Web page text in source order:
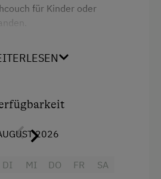
für Kinder oder
eine Berglandschaft
2026
DI
MI
DO
FR
SA